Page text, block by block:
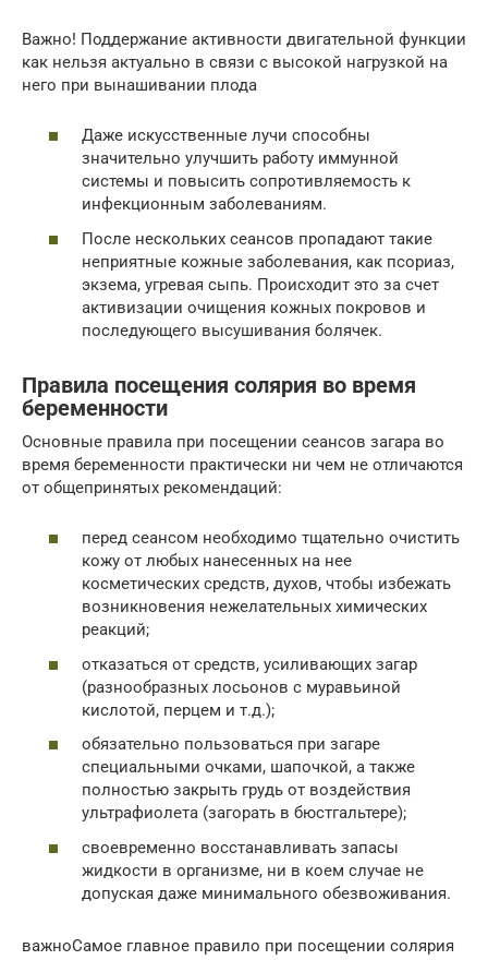
Важно! Поддержание активности двигательной функции
как нельзя актуально в связи с высокой нагрузкой на
него при вынашивании плода
Даже искусственные лучи способны
значительно улучшить работу иммунной
системы и повысить сопротивляемость к
инфекционным заболеваниям.
После нескольких сеансов пропадают такие
неприятные кожные заболевания, как псориаз,
экзема, угревая сыпь. Происходит это за счет
активизации очищения кожных покровов и
последующего высушивания болячек.
Правила посещения солярия во время
беременности
Основные правила при посещении сеансов загара во
время беременности практически ни чем не отличаются
от общепринятых рекомендаций:
перед сеансом необходимо тщательно очистить
кожу от любых нанесенных на нее
косметических средств, духов, чтобы избежать
возникновения нежелательных химических
реакций;
отказаться от средств, усиливающих загар
(разнообразных лосьонов с муравьиной
кислотой, перцем и т.д.);
обязательно пользоваться при загаре
специальными очками, шапочкой, а также
полностью закрыть грудь от воздействия
ультрафиолета (загорать в бюстгальтере);
своевременно восстанавливать запасы
жидкости в организме, ни в коем случае не
допуская даже минимального обезвоживания.
важноСамое главное правило при посещении солярия